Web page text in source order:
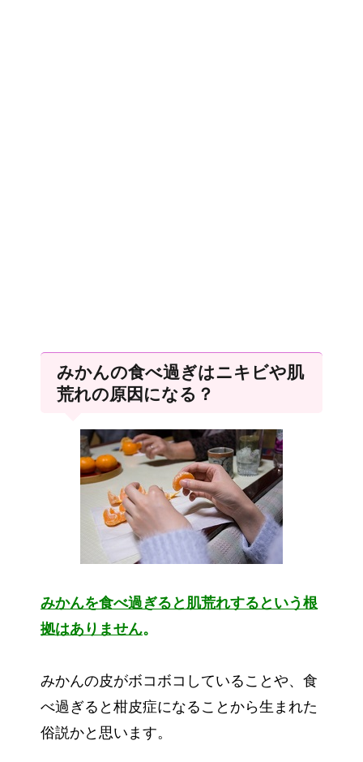
みかんの食べ過ぎはニキビや肌
荒れの原因になる？
みかんを食べ過ぎると肌荒れするという根
拠はありません。
みかんの皮がボコボコしていることや、食
べ過ぎると柑皮症になることから生まれた
俗説かと思います。